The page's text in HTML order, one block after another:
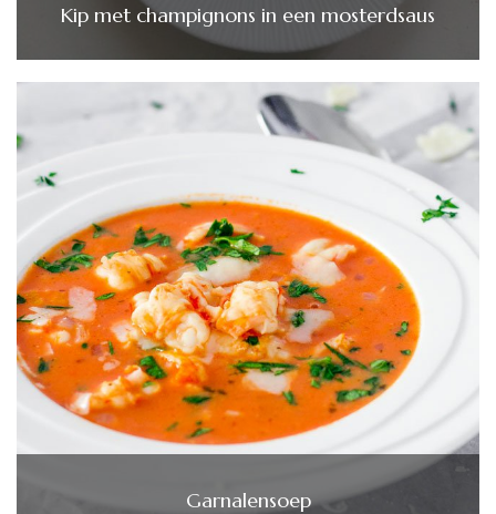
Kip met champignons in een mosterdsaus
Garnalensoep